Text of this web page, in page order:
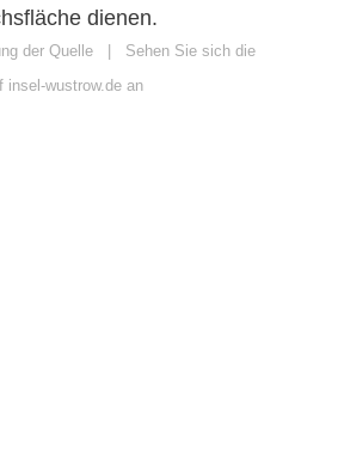
dienen.
der Quelle
Sehen Sie sich die
insel-wustrow.de an